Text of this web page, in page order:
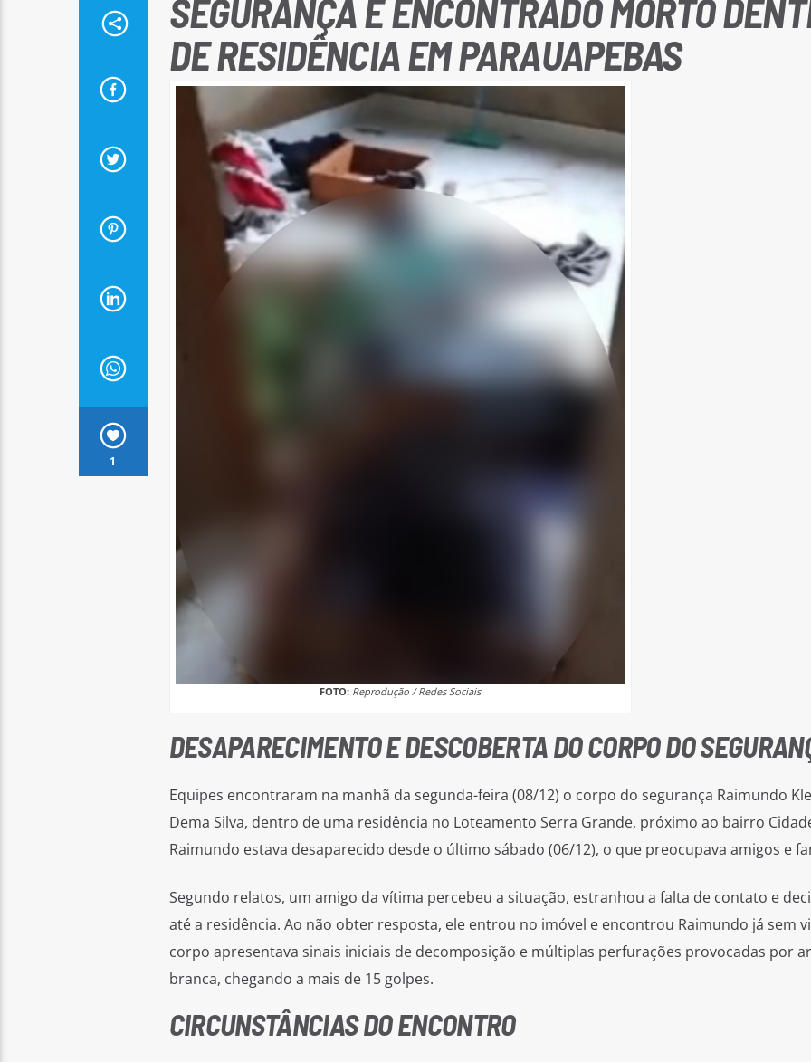
1
SEGURANÇA É ENCONTRADO MORTO
DE RESIDÊNCIA EM PARAUAPEBAS
FOTO: Reprodução / Redes Sociais
DESAPARECIMENTO E DESCOBERTA DO CORPO DO
Equipes encontraram na manhã da segunda-feira (08/12) o corpo do segurança Raimundo
Dema Silva, dentro de uma residência no Loteamento Serra Grande, próximo ao bairro
Raimundo estava desaparecido desde o último sábado (06/12), o que preocupava amigos e
Segundo relatos, um amigo da vítima percebeu a situação, estranhou a falta de contato e
até a residência. Ao não obter resposta, ele entrou no imóvel e encontrou Raimundo já sem
corpo apresentava sinais iniciais de decomposição e múltiplas perfurações provocadas por
branca, chegando a mais de 15 golpes.
CIRCUNSTÂNCIAS DO ENCONTRO